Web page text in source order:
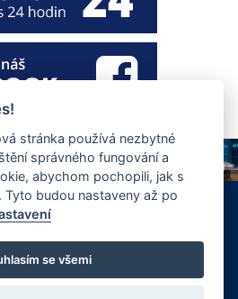
info@ewt.cz
EWT spol. s.r.o., realizace
,tvorba webových stránek.
stránka používá nezbytné
správného fungování a
abychom pochopili, jak s
Tyto budou nastaveny až po
se všemi